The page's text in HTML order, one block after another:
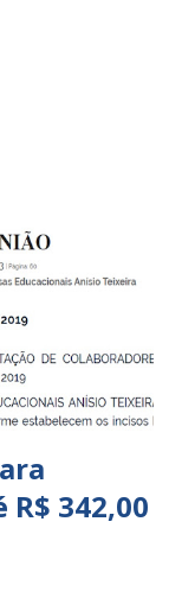
- Escolas
crianças de 4
de
a 5 anos e 11
342,00